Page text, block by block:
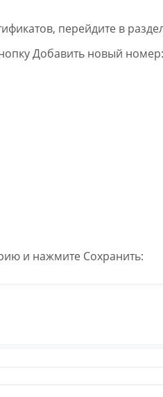
перейдите в
Добавить новый номер:
и нажмите Сохранить: